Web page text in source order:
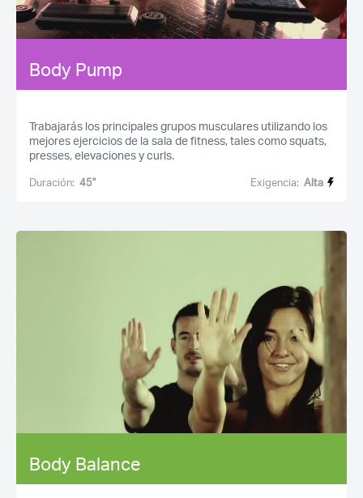
Body Pump
Trabajarás los principales grupos musculares utilizando los
mejores ejercicios de la sala de fitness, tales como squats,
presses, elevaciones y curls.
Duración: 45'' Exigencia: Alta
Body Balance